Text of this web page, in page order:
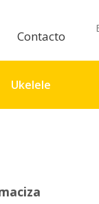
Contacto
Ukelele